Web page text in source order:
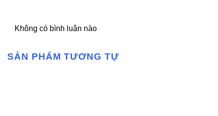
Không có bình luận nào
SẢN PHẨM TƯƠNG TỰ